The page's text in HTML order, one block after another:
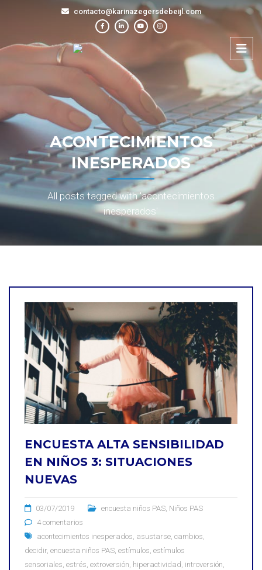
contacto@karinazegersdebeijl.com
ACONTECIMIENTOS
INESPERADOS
All posts tagged with 'acontecimientos
inesperados'
ENCUESTA ALTA SENSIBILIDAD
EN NIÑOS 3: SITUACIONES
NUEVAS
03/07/2019 encuesta niños PAS, Niños PAS
4 comentarios
acontecimientos inesperados, asustarse, cambios,
decidir, encuesta niños PAS, estímulos, estímulos
sensoriales, estrés, extroversión, hiperactividad, introversión,